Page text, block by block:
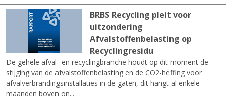
BRBS Recycling pleit voor
uitzondering
Afvalstoffenbelasting op
Recyclingresidu
De gehele afval- en recyclingbranche houdt op dit moment de
stijging van de afvalstoffenbelasting en de CO2-heffing voor
afvalverbrandingsinstallaties in de gaten, dit hangt al enkele
maanden boven on...